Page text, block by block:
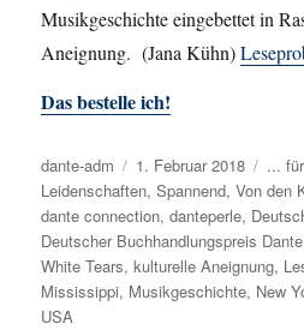
Musikgeschichte eingebettet in
Aneignung. (Jana Kühn)
Das bestelle ich!
Autor
dante-adm
Veröffentlicht
am
1. Februar 2018 ...
Leidenschaften,Spannend,Von den
dante connection,danteperle,
Deutscher Buchhandlungspreis
White Tears,kulturelle Aneignung,
Mississippi, Musikgeschichte, New
USA